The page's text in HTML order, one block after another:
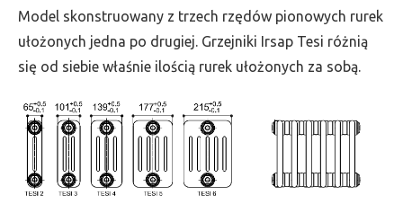
300,
szer.
1170,
845
Model skonstruowany z trzech rzędów pionowych rurek
ułożonych jedna po drugiej. Grzejniki Irsap Tesi różnią
się od siebie właśnie ilością rurek ułożonych za sobą.